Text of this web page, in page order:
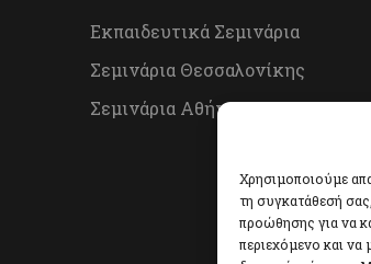
Χρησιμοποιούμε
τη συγκατάθεσή
προώθησης για να
περιεχόμενο και
Εκπαιδευτικά Σεμινάρια
Σεμινάρια Θεσσαλονίκης
Σεμινάρια Αθήνας